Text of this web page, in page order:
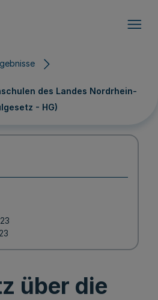
des Landes Nordrhein-
- HG)
über die